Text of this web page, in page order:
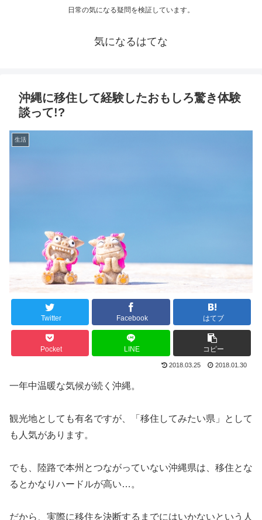
日常の気になる疑問を検証しています。
気になるはてな
沖縄に移住して経験したおもしろ驚き体験
談って!?
生活
Twitter Facebook はてブ
Pocket LINE コピー
2018.03.25 2018.01.30
一年中温暖な気候が続く沖縄。
観光地としても有名ですが、「移住してみたい県」として
も人気があります。
でも、陸路で本州とつながっていない沖縄県は、移住とな
るとかなりハードルが高い…。
だから、実際に移住を決断するまでにはいかないという人